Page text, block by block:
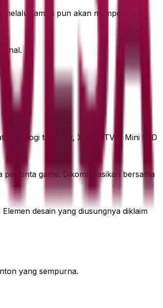
laman pun akan memperoleh
tersebut, Xiaomi TV S Mini LED
game. Dikombinasikan bersama
desain yang diusungnya diklaim
yang sempurna.